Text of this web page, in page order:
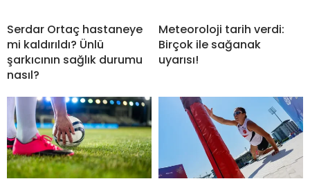
Serdar Ortaç hastaneye
mi kaldırıldı? Ünlü
şarkıcının sağlık durumu
nasıl?
Meteoroloji tarih verdi:
Birçok ile sağanak
uyarısı!